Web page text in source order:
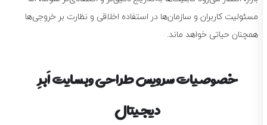
مسئولیت کاربران و سازمان‌ها در استفاده اخلاقی و نظارت بر خروجی‌ها
همچنان حیاتی خواهد ماند.
خصوصیات سرویس طراحی وبسایت اَبرِ
دیجیتال